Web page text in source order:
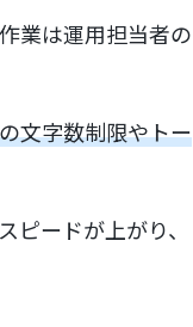
業は運用担当者の
文字数制限やトー
ードが上がり、